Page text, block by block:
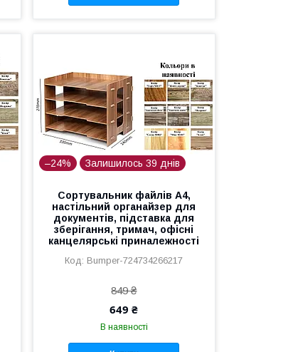
–24% Залишилось 39 днів
Сортувальник файлів A4,
настільний органайзер для
документів, підставка для
зберігання, тримач, офісні
канцелярські приналежності
Bumper-724734266217
849 ₴
649 ₴
В наявності